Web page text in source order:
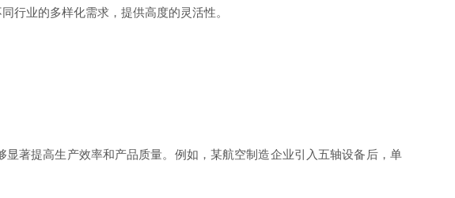
行业的多样化需求，提供高度的灵活性。
著提高生产效率和产品质量。例如，某航空制造企业引入五轴设备后，单